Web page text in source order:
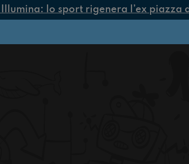
lo sport rigenera l’ex piazza di